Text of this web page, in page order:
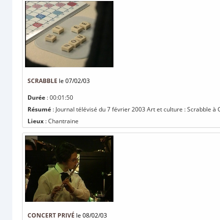
SCRABBLE le 07/02/03
Durée : 00:01:50
Résumé : Journal télévisé du 7 février 2003 Art et culture : Scrabble
Lieux : Chantraine
CONCERT PRIVÉ le 08/02/03